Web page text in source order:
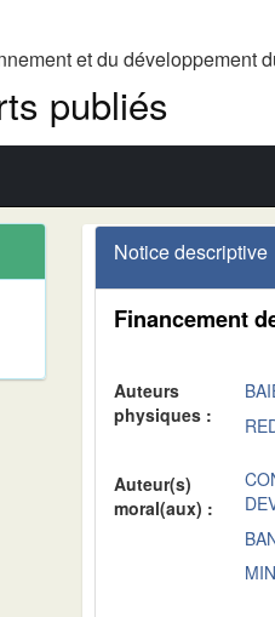
et du développement
publiés
Notice descriptive
Financement
Auteurs
physiques :
Auteur(s)
moral(aux) :